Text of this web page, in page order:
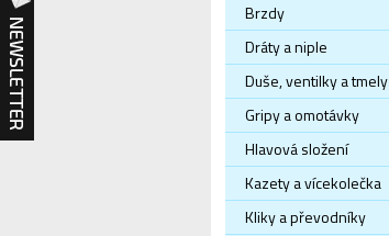
Brzdy
Dráty a niple
Duše, ventilky a tmely
Gripy a omotávky
Hlavová složení
Kazety a vícekolečka
Kliky a převodníky